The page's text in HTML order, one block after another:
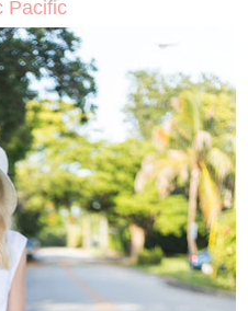
Pacific